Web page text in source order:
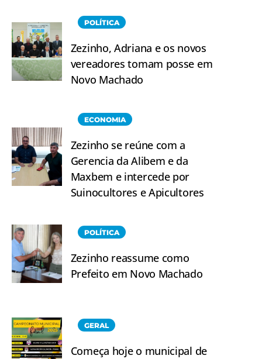
POLÍTICA
Zezinho, Adriana e os novos
vereadores tomam posse em
Novo Machado
ECONOMIA
Zezinho se reúne com a
Gerencia da Alibem e da
Maxbem e intercede por
Suinocultores e Apicultores
POLÍTICA
Zezinho reassume como
Prefeito em Novo Machado
GERAL
Começa hoje o municipal de